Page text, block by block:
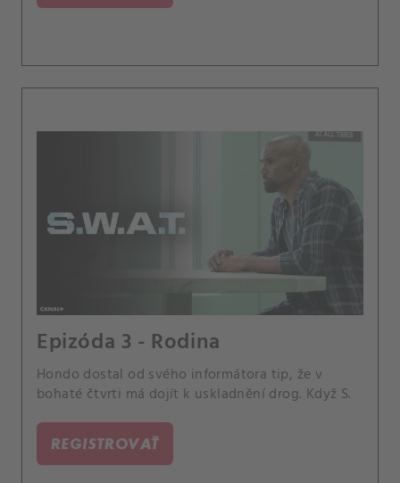
Epizóda 3 - Rodina
Hondo dostal od svého informátora tip, že v
bohaté čtvrti má dojít k uskladnění drog. Když S.
REGISTROVAŤ